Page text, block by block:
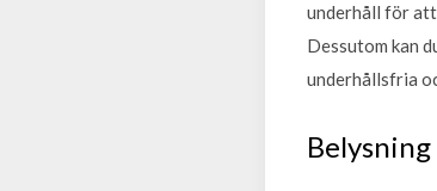
underhåll för att
Dessutom kan
underhållsfria
Belysning